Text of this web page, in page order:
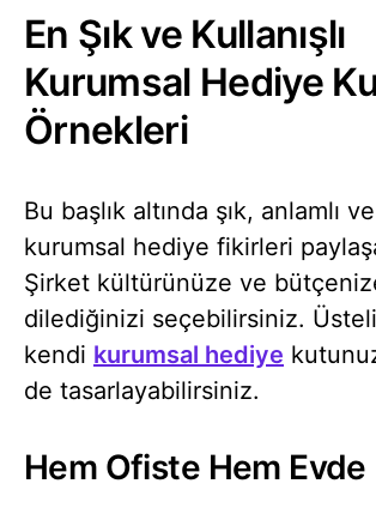
En Şık ve Kullanışlı
Kurumsal Hediye
Örnekleri
Bu başlık altında şık, anlamlı
kurumsal hediye fikirleri
Şirket kültürünüze ve
dilediğinizi seçebilirsiniz.
kendi kurumsal hediye
de tasarlayabilirsiniz.
Hem Ofiste Hem Evde